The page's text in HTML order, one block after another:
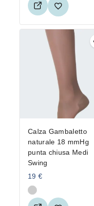
Calza Gambaletto
naturale 18 mmHg
punta chiusa Medi
Swing
19 €